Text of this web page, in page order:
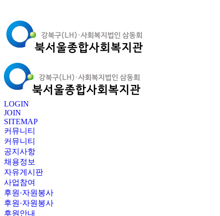
LOGIN
JOIN
SITEMAP
커뮤니티
커뮤니티
공지사항
채용정보
자유게시판
사업참여
후원·자원봉사
후원·자원봉사
후원안내